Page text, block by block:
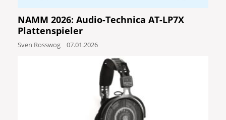
NAMM 2026: Audio-Technica AT-LP7X
Plattenspieler
Sven Rosswog 07.01.2026